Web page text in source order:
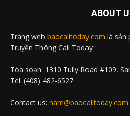
ABOUT
Trang web baocalitoday.com là sản
Truyền Thông Cali Today
Tòa soạn: 1310 Tully Road #109,
Tel: (408) 482-6527
Contact us: nam@baocalitoday.com